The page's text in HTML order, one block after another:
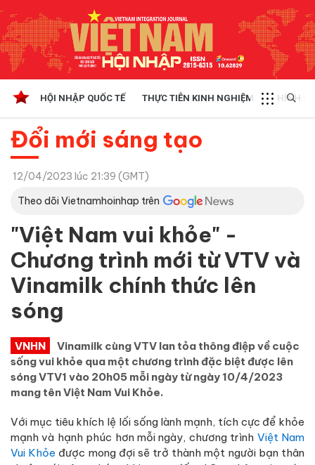
HỘI NHẬP QUỐC TẾ THỰC TIỄN KINH NGHIỆM CHÍNH
Đổi mới sáng tạo
12/04/2023 lúc 21:39 (GMT)
Theo dõi Vietnamhoinhap trên
"Việt Nam vui khỏe" -
Chương trình mới từ VTV và
Vinamilk chính thức lên
sóng
VNHN
Vinamilk cùng VTV lan tỏa thông điệp về cuộc
sống vui khỏe qua một chương trình đặc biệt được lên
sóng VTV1 vào 20h05 mỗi ngày từ ngày 10/4/2023
mang tên Việt Nam Vui Khỏe.
Với mục tiêu khích lệ lối sống lành mạnh, tích cực để khỏe
mạnh và hạnh phúc hơn mỗi ngày, chương trình Việt Nam
Vui Khỏe được mong đợi sẽ trở thành một người bạn thân